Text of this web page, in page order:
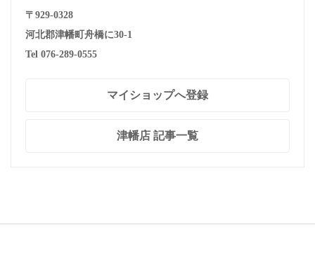
〒929-0328
河北郡津幡町舟橋に30-1
Tel 076-289-0555
マイショップへ登録
津幡店 記事一覧